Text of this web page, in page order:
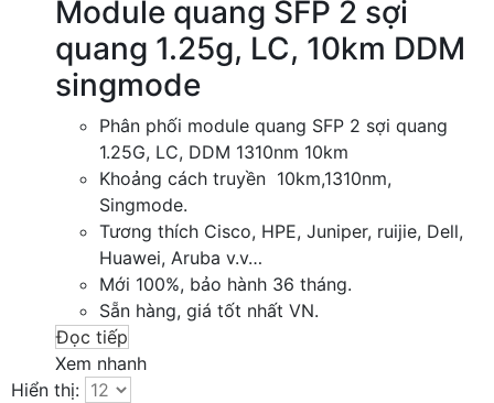
Module quang SFP 2 sợi
quang 1.25g, LC, 10km DDM
singmode
Phân phối module quang SFP 2 sợi quang
1.25G, LC, DDM 1310nm 10km
Khoảng cách truyền 10km,1310nm,
Singmode.
Tương thích Cisco, HPE, Juniper, ruijie, Dell,
Huawei, Aruba v.v…
Mới 100%, bảo hành 36 tháng.
Sẵn hàng, giá tốt nhất VN.
Đọc tiếp
Xem nhanh
Hiển thị: